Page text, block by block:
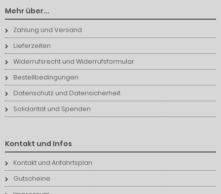
Mehr über...
Zahlung und Versand
Lieferzeiten
Widerrufsrecht und Widerrufsformular
Bestellbedingungen
Datenschutz und Datensicherheit
Solidarität und Spenden
Kontakt und Infos
Kontakt und Anfahrtsplan
Gutscheine